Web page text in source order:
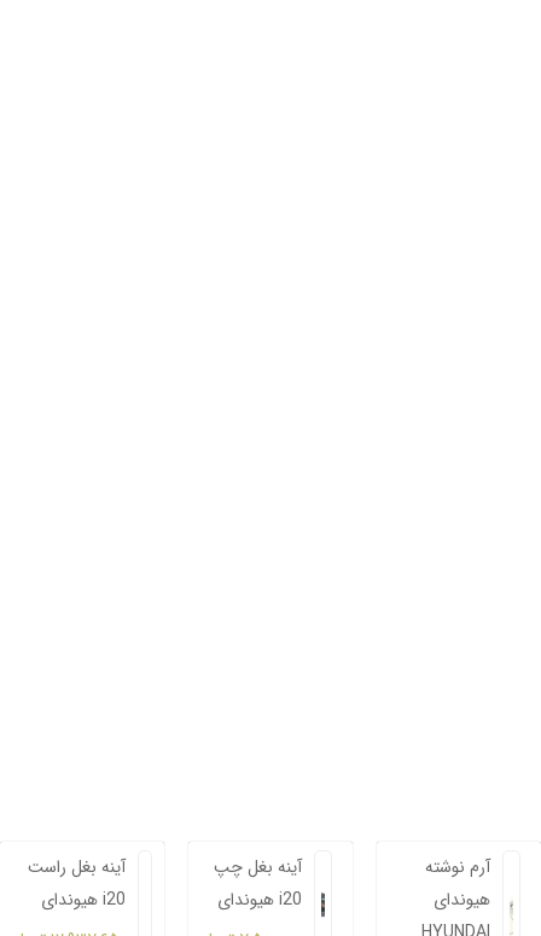
آرم نوشته
هیوندای
آینه بغل چپ
هیوندای i20
آینه بغل راست
هیوندای i20